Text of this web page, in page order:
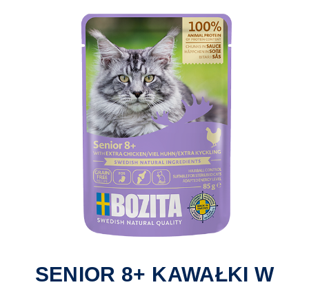
SENIOR 8+ KAWAŁKI W